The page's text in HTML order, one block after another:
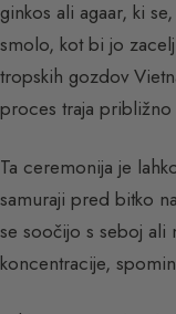
ginkos ali agaar, ki
smolo, kot bi jo
tropskih gozdov
proces traja približno
Ta ceremonija je
samuraji pred bitko
se soočijo s seboj ali
koncentracije,